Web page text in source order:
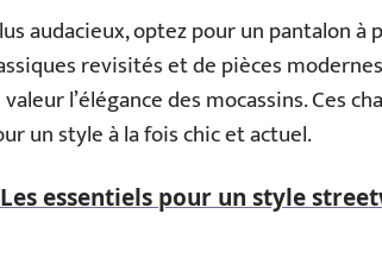
audacieux, optez pour un pantalon à
revisités et de pièces
l’élégance des mocassins. Ces
un style à la fois chic et actuel.
Les essentiels pour un style